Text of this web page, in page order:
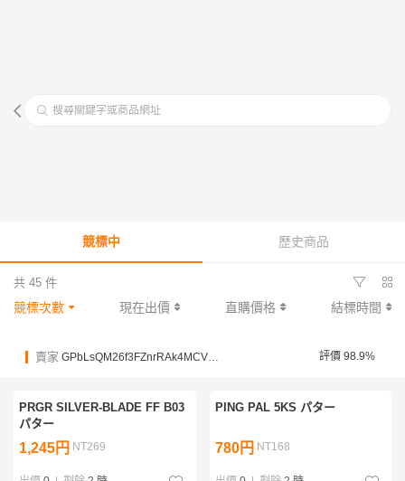
搜尋關鍵字或商品網址
競標中 歷史商品
共 45 件
競標次數 現在出價 直購價格 結標時間
賣家 GPbLsQM26f3FZnrRAk4MCV5n4QMNZ 評價 98.9%
PRGR SILVER-BLADE FF B03
パター
1,245円 NT269
PING PAL 5KS パター
780円 NT168